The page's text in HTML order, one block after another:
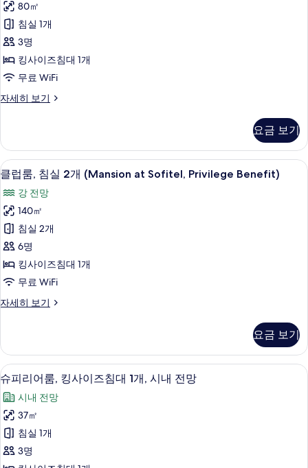
Benefits)
사
진
모
두
보
대
개
Benefits)
자
히
사
이
즈
침
대
1
클
럽
라
운
지
이
용
(Prestige,
Privilege
Benefits)
모
두
보
기
80㎡
침실 1개
3명
킹사이즈침대 1개
무료 WiFi
자세히 보기
스
사
이
즈
대
개,
클
럽
라
운
지
용
Benefits)
자
세
히
보
기
요금 보기
클
럽
룸,
침
실
2
개
(Mansion
at
Benefit)
사
진
모
두
보
기
클럽룸, 침실 2개 (Mansion at Sofitel,
9
클럽룸, 침실 2개 (Mansion at Sofitel, Privilege Benefit)
강 전망
140㎡
침실 2개
6명
킹사이즈침대 1개
무료 WiFi
자세히 보기
클
실
개
(Mansion
at
Sofitel,
Privilege
Benefit)
자
세
요금 보기
슈
피
리
어
룸,
킹
8
슈피리어룸, 킹사이즈침대 1개, 시내 전망
시내 전망
37㎡
침실 1개
3명